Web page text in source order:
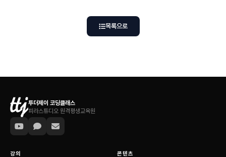
목록으로
투더제이 코딩클래스
피라스튜디오 원격평생교육원
강의 콘텐츠